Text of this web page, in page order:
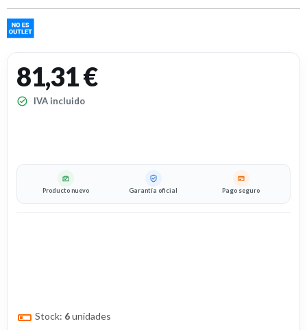
81,31 €
IVA incluido
Producto nuevo Garantía oficial Pago seguro
Stock: 6unidades